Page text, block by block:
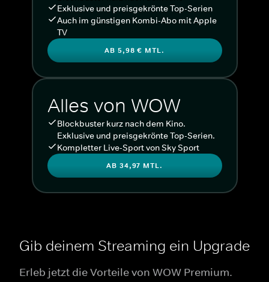
Exklusive und preisgekrönte Top-Serien
Auch im günstigen Kombi-Abo mit Apple
TV
AB 5,98 € MTL.
Alles von WOW
Blockbuster kurz nach dem Kino.
Exklusive und preisgekrönte Top-Serien.
Kompletter Live-Sport von Sky Sport
AB 34,97 MTL.
Gib deinem Streaming ein Upgrade
Erleb jetzt die Vorteile von WOW Premium.